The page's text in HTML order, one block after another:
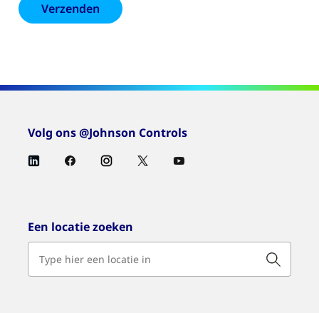
Volg ons @Johnson Controls
Een locatie zoeken